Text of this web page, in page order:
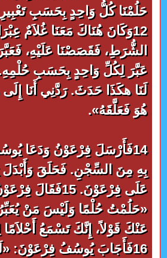
حَلُمْنَا كُلُّ وَاحِدٍ بِحَسَبِ
12وَكَانَ هُنَاكَ مَعَنَا غُلاَمٌ
الشُّرَطِ، فَقَصَصْنَا عَلَيْهِ، فَعَبَّرَ
لَنَا هكَذَا حَدَثَ. رَدَّنِي أَنَا
هُوَ فَعَلَّقَهُ».
14فَأَرْسَلَ فِرْعَوْنُ وَدَعَا
بِهِ مِنَ السِّجْنِ. فَحَلَقَ وَأَبْدَلَ
عَلَى فِرْعَوْنَ.
«حَلُمْتُ حُلْمًا وَلَيْسَ مَنْ
عَنْكَ قَوْلاً، إِنَّكَ تَسْمَعُ أَحْلاَمًا
16فَأَجَابَ يُوسُفُ فِرْعَوْنَ: